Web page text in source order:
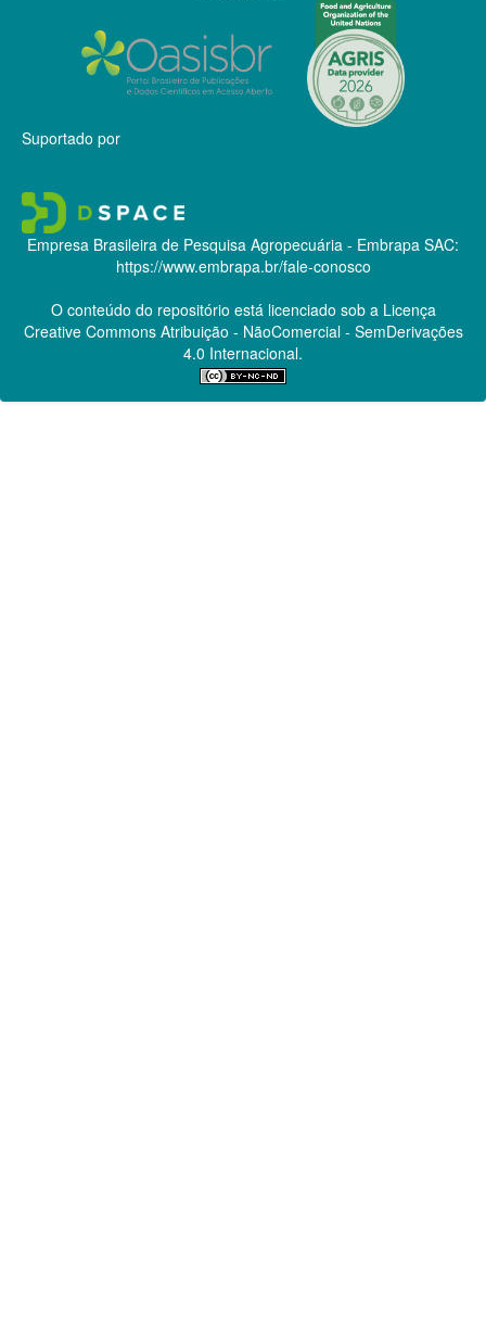
Suportado por
Empresa Brasileira de Pesquisa Agropecuária - Embrapa SAC:
https://www.embrapa.br/fale-conosco
O conteúdo do repositório está licenciado sob a Licença
Creative CommonsAtribuição - NãoComercial - SemDerivações
4.0 Internacional.